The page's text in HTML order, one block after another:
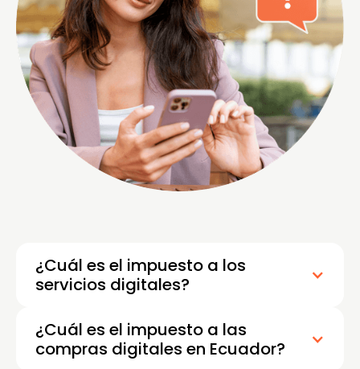
¿Cuál es el impuesto a los
servicios digitales?
¿Cuál es el impuesto a las
compras digitales en Ecuador?